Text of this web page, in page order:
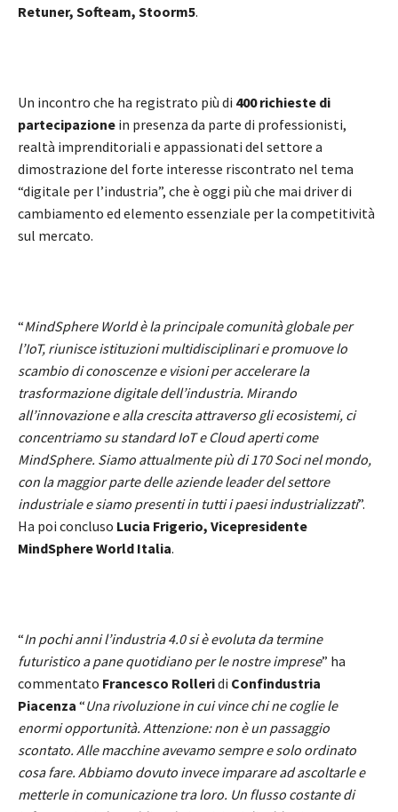
Retuner, Softeam, Stoorm5.
Un incontro che ha registrato più di 400 richieste di
partecipazione in presenza da parte di professionisti,
realtà imprenditoriali e appassionati del settore a
dimostrazione del forte interesse riscontrato nel tema
“digitale per l’industria”, che è oggi più che mai driver di
cambiamento ed elemento essenziale per la competitività
sul mercato.
“MindSphere World è la principale comunità globale per
l’IoT, riunisce istituzioni multidisciplinari e promuove lo
scambio di conoscenze e visioni per accelerare la
trasformazione digitale dell’industria. Mirando
all’innovazione e alla crescita attraverso gli ecosistemi, ci
concentriamo su standard IoT e Cloud aperti come
MindSphere. Siamo attualmente più di 170 Soci nel mondo,
con la maggior parte delle aziende leader del settore
industriale e siamo presenti in tutti i paesi industrializzati”.
Ha poi concluso Lucia Frigerio, Vicepresidente
MindSphere World Italia.
“In pochi anni l’industria 4.0 si è evoluta da termine
futuristico a pane quotidiano per le nostre imprese” ha
commentato Francesco Rolleridi Confindustria
Piacenza “Una rivoluzione in cui vince chi ne coglie le
enormi opportunità. Attenzione: non è un passaggio
scontato. Alle macchine avevamo sempre e solo ordinato
cosa fare. Abbiamo dovuto invece imparare ad ascoltarle e
metterle in comunicazione tra loro. Un flusso costante di